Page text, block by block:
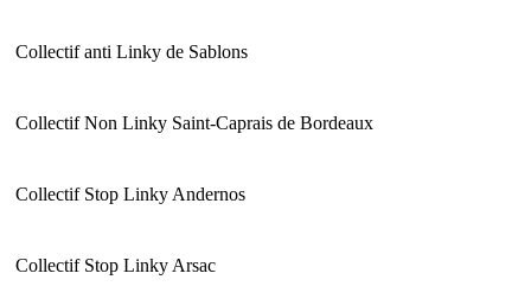
Collectif anti Linky de Sablons
Collectif Non Linky Saint-Caprais de Bordeaux
Collectif Stop Linky Andernos
Collectif Stop Linky Arsac